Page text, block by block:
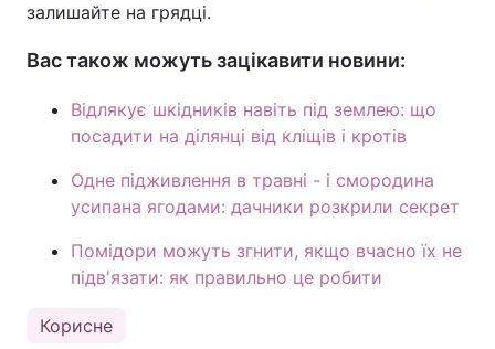
залишайте на грядці.
Вас також можуть зацікавити новини:
Відлякує шкідників навіть під землею: що
посадити на ділянці від кліщів і кротів
Одне підживлення в травні - і смородина
усипана ягодами: дачники розкрили секрет
Помідори можуть згнити, якщо вчасно їх не
підв'язати: як правильно це робити
Корисне